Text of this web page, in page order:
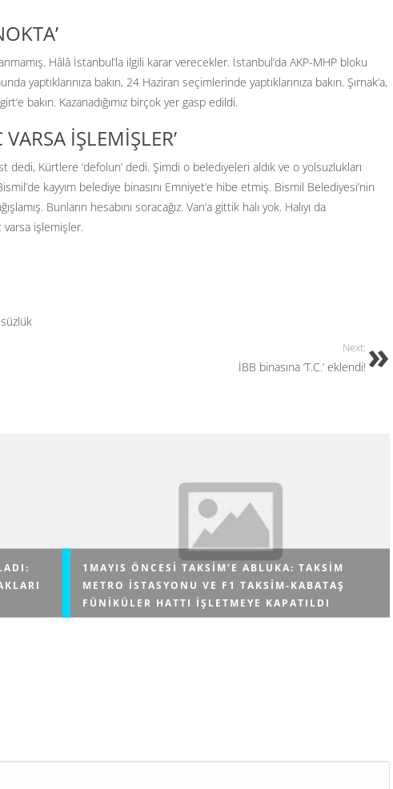
Hâlâ İstanbul’la ilgili karar verecekler. İstanbul’da AKP-MHP bloku
yaptıklarınıza bakın, 24 Haziran seçimlerinde yaptıklarınıza bakın. Şırnak’a,
bakın. Kazanadığımız birçok yer gasp edildi.
İŞLEMİŞLER’
Kürtlere ‘defolun’ dedi. Şimdi o belediyeleri aldık ve o yolsuzlukları
kayyım belediye binasını Emniyet’e hibe etmiş. Bismil Belediyesi’nin
Bunların hesabını soracağız. Van’a gittik halı yok. Halıyı da
varsa işlemişler.
Next:
İBB binasına ‘T.C.’ eklendi!
İstanbul
1MAYIS ÖNCESI TAKSIM’E ABLUKA: TAKSIM
METRO ISTASYONU VE F1 TAKSIM-KABATAŞ
FÜNIKÜLER HATTI IŞLETMEYE KAPATILDI